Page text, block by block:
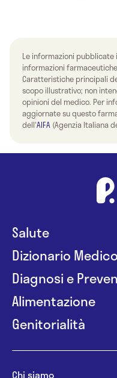
Le informazioni
informazioni
Caratteristiche principali
scopo illustrativo; non
opinioni del medico. Per
aggiornate su questo
dell'AIFA (Agenzia Italiana
Salute
Dizionario Medico
Diagnosi e
Alimentazione
Genitorialità
Chi siamo